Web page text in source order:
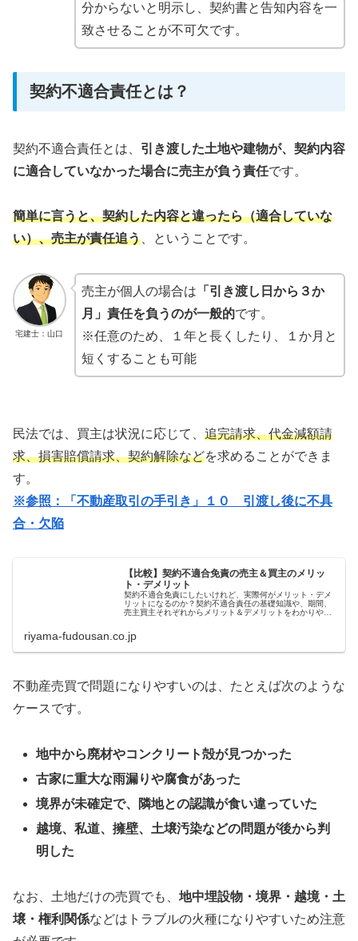
分からないと明示し、契約書と告知内容を一
致させることが不可欠です。
契約不適合責任とは？
契約不適合責任とは、 引き渡した土地や建物が、契約内容
に適合していなかった場合に売主が負う責任です。
簡単に言うと、契約した内容と違ったら（適合していな
い）、売主が責任追う、ということです。
宅建士：山口
売主が個人の場合は 「引き渡し 日 から３か
月」責任を負うのが一般的です。
※任意のため、１年と長くしたり、１か月と
短くすることも可能
民法では、買主は状況に応じて、 追完請求、代金減額請
求、損害賠償請求、契約解除などを求めることができま
す。
※参照：「不動産取引の手引き」１０ 引渡し後に不具
合・欠陥
【比較】契約不適合免責の売主＆買主のメリッ
ト・デメリット
契約不適合免責にしたいけれど、実際何がメリット・デメ
リットになるのか？契約不適合責任の基礎知識や、期間、
売主買主それぞれからメリット＆デメリットをわかりやす
riyama-fudousan.co.jp
不動産売買で問題になりやすいのは、たとえば次のような
ケースです。
地中から廃材やコンクリート殻が見つかった
古家に重大な雨漏りや腐食があった
境界が未確定で、隣地との認識が食い違っていた
越境、私道、擁壁、土壌汚染などの問題が後から判
明した
なお、土地だけの売買でも、 地中埋設物・境界・越境・土
壌・権利関係などはトラブルの火種になりやすいため注意